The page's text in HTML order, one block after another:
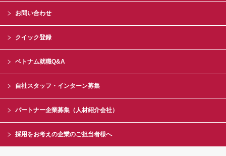
お問い合わせ
クイック登録
ベトナム就職Q&A
自社スタッフ・インターン募集
パートナー企業募集（人材紹介会社）
採用をお考えの企業のご担当者様へ